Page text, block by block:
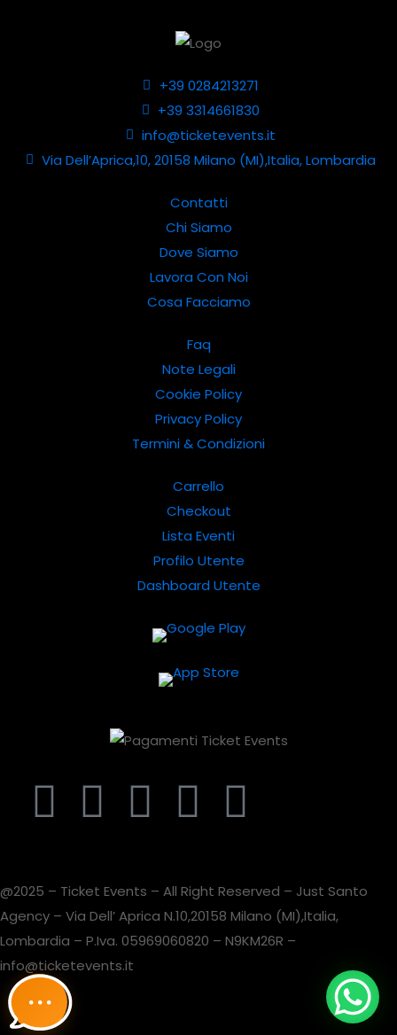
+39 0284213271
+39 3314661830
info@ticketevents.it
Via Dell’Aprica,10, 20158 Milano (MI),Italia, Lombardia
Contatti
Chi Siamo
Dove Siamo
Lavora Con Noi
Cosa Facciamo
Faq
Note Legali
Cookie Policy
Privacy Policy
Termini & Condizioni
Carrello
Checkout
Lista Eventi
Profilo Utente
Dashboard Utente
@2025 – Ticket Events – All Right Reserved – Just Santo
Agency – Via Dell’ Aprica N.10,20158 Milano (MI),Italia,
Lombardia – P.Iva. 05969060820 – N9KM26R –
info@ticketevents.it